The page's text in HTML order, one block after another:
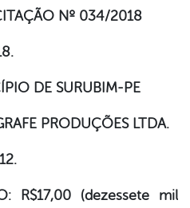
Nº 034/2018
DE SURUBIM-PE
PRODUÇÕES LTDA.
R$17,00 (dezessete mil